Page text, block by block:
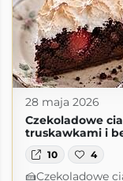
28 maja 2026
Czekoladowe
truskawkami i
10 4
🍰Czekoladowe